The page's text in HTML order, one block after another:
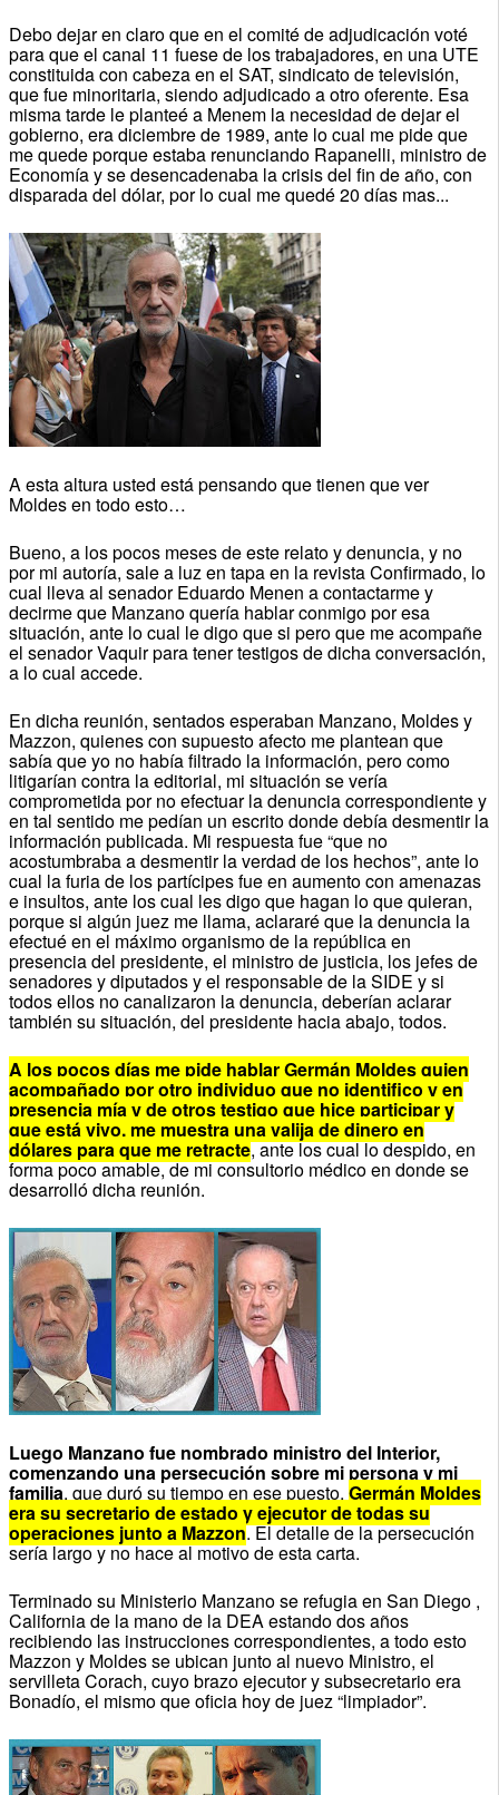
Debo dejar en claro que en el comité de adjudicación voté
para que el canal 11 fuese de los trabajadores, en una UTE
constituida con cabeza en el SAT, sindicato de televisión,
que fue minoritaria, siendo adjudicado a otro oferente. Esa
misma tarde le planteé a Menem la necesidad de dejar el
gobierno, era diciembre de 1989, ante lo cual me pide que
me quede porque estaba renunciando Rapanelli, ministro de
Economía y se desencadenaba la crisis del fin de año, con
disparada del dólar, por lo cual me quedé 20 días mas...
A esta altura usted está pensando que tienen que ver
Moldes en todo esto…
Bueno, a los pocos meses de este relato y denuncia, y no
por mi autoría, sale a luz en tapa en la revista Confirmado, lo
cual lleva al senador Eduardo Menen a contactarme y
decirme que Manzano quería hablar conmigo por esa
situación, ante lo cual le digo que si pero que me acompañe
el senador Vaquir para tener testigos de dicha conversación,
a lo cual accede.
En dicha reunión, sentados esperaban Manzano, Moldes y
Mazzon, quienes con supuesto afecto me plantean que
sabía que yo no había filtrado la información, pero como
litigarían contra la editorial, mi situación se vería
comprometida por no efectuar la denuncia correspondiente y
en tal sentido me pedían un escrito donde debía desmentir la
información publicada. Mi respuesta fue “que no
acostumbraba a desmentir la verdad de los hechos”, ante lo
cual la furia de los partícipes fue en aumento con amenazas
e insultos, ante los cual les digo que hagan lo que quieran,
porque si algún juez me llama, aclararé que la denuncia la
efectué en el máximo organismo de la república en
presencia del presidente, el ministro de justicia, los jefes de
senadores y diputados y el responsable de la SIDE y si
todos ellos no canalizaron la denuncia, deberían aclarar
también su situación, del presidente hacia abajo, todos.
A los pocos días me pide hablar Germán Moldes quien
acompañado por otro individuo que no identifico y en
presencia mía y de otros testigo que hice participar y
que está vivo, me muestra una valija de dinero en
dólares para que me retracte, ante los cual lo despido, en
forma poco amable, de mi consultorio médico en donde se
desarrolló dicha reunión.
Luego Manzano fue nombrado ministro del Interior,
comenzando una persecución sobre mi persona y mi
familia, que duró su tiempo en ese puesto, Germán Moldes
era su secretario de estado y ejecutor de todas su
operaciones junto a Mazzon. El detalle de la persecución
sería largo y no hace al motivo de esta carta.
Terminado su Ministerio Manzano se refugia en San Diego ,
California de la mano de la DEA estando dos años
recibiendo las instrucciones correspondientes, a todo esto
Mazzon y Moldes se ubican junto al nuevo Ministro, el
servilleta Corach, cuyo brazo ejecutor y subsecretario era
Bonadío, el mismo que oficia hoy de juez “limpiador”.